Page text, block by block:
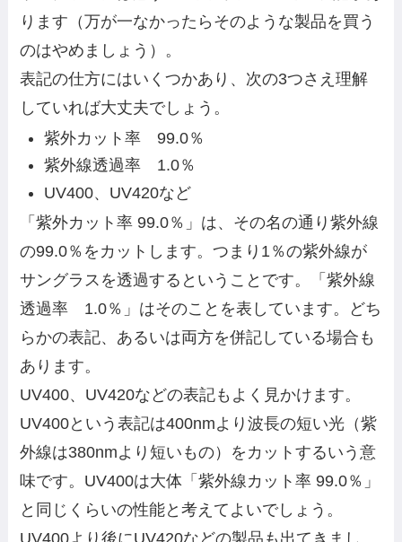
ります（万が一なかったらそのような製品を買う
のはやめましょう）。
表記の仕方にはいくつかあり、次の3つさえ理解
していれば大丈夫でしょう。
紫外カット率 99.0％
紫外線透過率 1.0％
UV400、UV420など
「紫外カット率 99.0％」は、その名の通り紫外線
の99.0％をカットします。つまり1％の紫外線が
サングラスを透過するということです。「紫外線
透過率 1.0％」はそのことを表しています。どち
らかの表記、あるいは両方を併記している場合も
あります。
UV400、UV420などの表記もよく見かけます。
UV400という表記は400nmより波長の短い光（紫
外線は380nmより短いもの）をカットするいう意
味です。UV400は大体「紫外線カット率 99.0％」
と同じくらいの性能と考えてよいでしょう。
UV400より後にUV420などの製品も出てきまし